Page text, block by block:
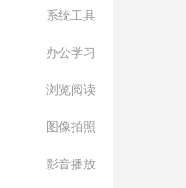
系统工具
办公学习
浏览阅读
图像拍照
影音播放